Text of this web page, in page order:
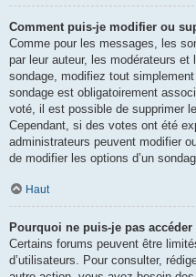
Comment puis-je modifier ou
Comme pour les messages, les
par leur auteur, les modérateurs
sondage, modifiez tout
sondage est obligatoirement
voté, il est possible de supprimer
Cependant, si des votes ont été
administrateurs peuvent modifier
de modifier les options d’un
Haut
Pourquoi ne puis-je pas
Certains forums peuvent être
d’utilisateurs. Pour consulter,